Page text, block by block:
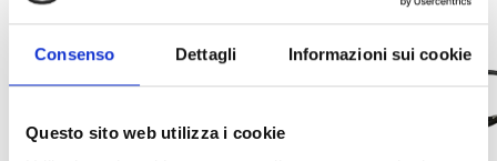
Consenso Dettagli Informazioni sui cookie
Questo sito web utilizza i cookie